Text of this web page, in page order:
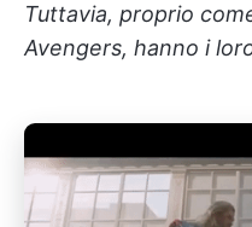
Tuttavia, proprio
Avengers, hanno i